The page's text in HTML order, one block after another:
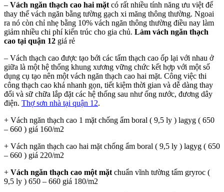
– Vách ngăn thạch cao hai mặt có rất nhiều tính năng ưu việt để
thay thế vách ngăn bằng tường gạch xi măng thông thường. Ngoai
ra nó còn chỉ nhẹ bằng 10% vách ngăn thông thường điều nay làm
giảm nhiều chi phí kiến trúc cho gia chủ. Làm vách ngăn thạch
cao tại quận 12 giá rẻ
– Vách thạch cao được tạo bới các tấm thạch cao ốp lại với nhau ở
giữa là một hệ thống khung xương vững chức kết hợp với một số
dụng cụ tạo nên một vách ngăn thạch cao hai mặt. Công việc thi
công thạch cao khá nhanh gọn, tiết kiệm thời gian và dễ dàng thay
đổi và sữ chữa lắp đặt các hệ thống sau như ống nước, đương dây
điện. Thợ sơn nhà tại quận 12.
+ Vách ngăn thạch cao 1 mặt chống ẩm boral ( 9,5 ly ) lagyg ( 650
– 660 ) giá 160/m2
+ Vách ngăn thạch cao hai mặt chống ẩm boral ( 9,5 ly ) lagyg ( 650
– 660 ) giá 220/m2
+ Vách ngăn thạch cao một mặt chuẩn vĩnh tường tấm gryroc (
9,5 ly ) 650 – 660 giá 180/m2